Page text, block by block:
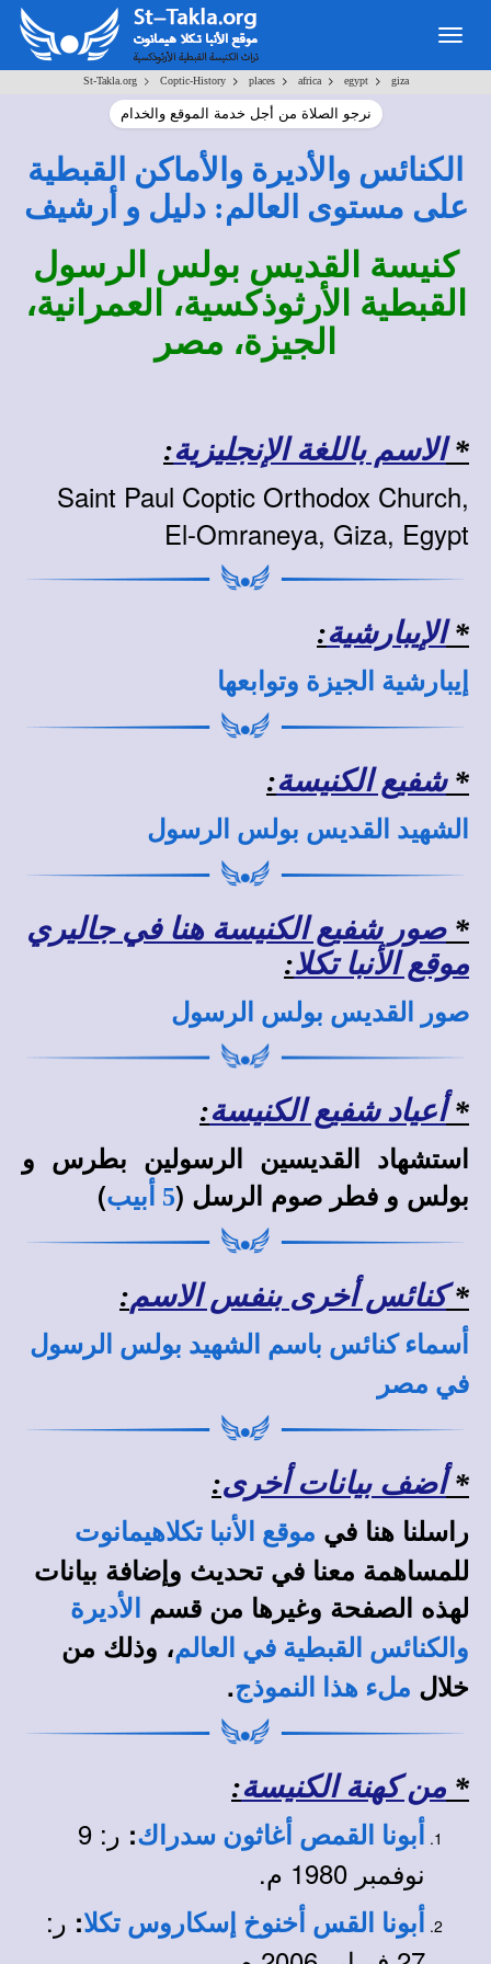
St-Takla.org> Coptic-History> places> africa> egypt> giza
نرجو الصلاة من أجل خدمة الموقع والخدام
الكنائس والأديرة والأماكن القبطية
على مستوى العالم: دليل و أرشيف
كنيسة القديس بولس الرسول
القبطية الأرثوذكسية، العمرانية،
الجيزة، مصر
*الاسم باللغة الإنجليزية:
Saint Paul Coptic Orthodox Church,
El-Omraneya, Giza, Egypt
*الإيبارشية:
إيبارشية الجيزة وتوابعها
*شفيع الكنيسة:
الشهيد القديس بولس الرسول
*صور شفيع الكنيسة هنا في جاليري
موقع الأنبا تكلا:
صور القديس بولس الرسول
*أعياد شفيع الكنيسة:
استشهاد القديسين الرسولين بطرس و
بولس و فطر صوم الرسل (5 أبيب )
*كنائس أخرى بنفس الاسم:
أسماء كنائس باسم الشهيد بولس الرسول
في مصر
*أضف بيانات أخرى:
راسلنا هنا في موقع الأنبا تكلاهيمانوت
للمساهمة معنا في تحديث وإضافة بيانات
لهذه الصفحة وغيرها من قسم
الأديرة
والكنائس القبطية في العالم، وذلك من
خلال ملء هذا النموذج.
* من كهنة الكنيسة:
أبونا القمص أغاثون سدراك:
ر: 9
نوفمبر 1980 م.
أبونا القس أخنوخ إسكاروس تكلا: ر: